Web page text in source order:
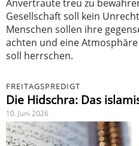
Anvertraute treu zu
Gesellschaft soll kein
Menschen sollen ihre
achten und eine
soll herrschen.
FREITAGSPREDIGT
Die Hidschra: Das
10. Juni 2026